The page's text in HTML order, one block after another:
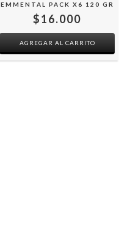
EMMENTAL PACK X6 120 GR
$16.000